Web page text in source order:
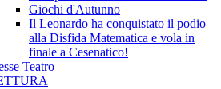
Giochi d'Autunno
Il Leonardo ha conquistato il podio
alla Disfida Matematica e vola in
finale a Cesenatico!
Teatro